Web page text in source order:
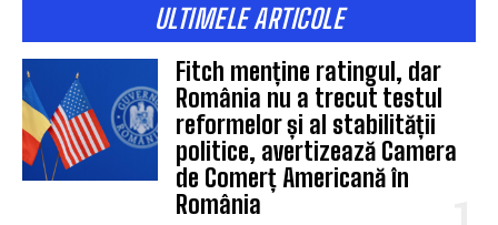
ULTIMELE ARTICOLE
Fitch menține ratingul, dar
România nu a trecut testul
reformelor și al stabilității
politice, avertizează Camera
de Comerț Americană în
România